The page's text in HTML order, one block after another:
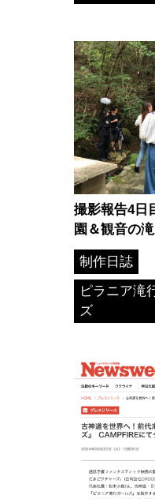
撮影報告4日
園＆観音の滝
制作日誌
ピラニア滝
ズ